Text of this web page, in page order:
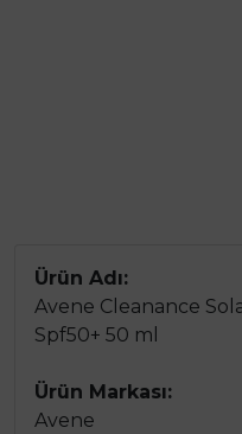
Ürün Adı:
Avene Cleanance
Spf50+ 50 ml
Ürün Markası:
Avene